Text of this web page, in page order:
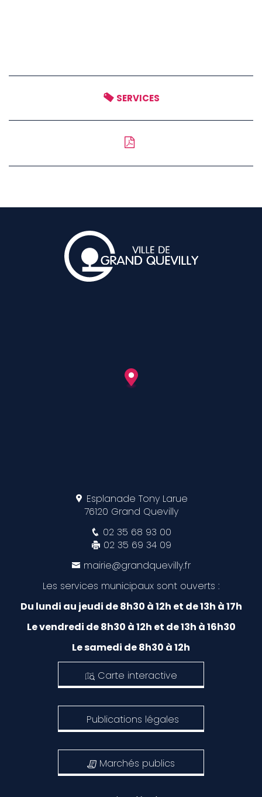
SERVICES
Esplanade Tony Larue
76120 Grand Quevilly
02 35 68 93 00
02 35 69 34 09
mairie@grandquevilly.fr
Les services municipaux sont ouverts :
Du lundi au jeudi de 8h30 à 12h et de 13h à 17h
Le vendredi de 8h30 à 12h et de 13h à 16h30
Le samedi de 8h30 à 12h
Carte interactive
Publications légales
Marchés publics